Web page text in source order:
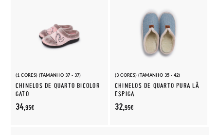
(1 CORES) (TAMANHO 37 - 37)
CHINELOS DE QUARTO BICOLOR
GATO
34,95€
(3 CORES) (TAMANHO 35 - 42)
CHINELOS DE QUARTO PURA LÃ
ESPIGA
32,95€